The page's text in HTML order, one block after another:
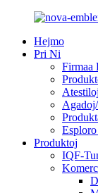
Hejmo
Pri Ni
Firmaa
Atestiloj
Produktoj
IQF-